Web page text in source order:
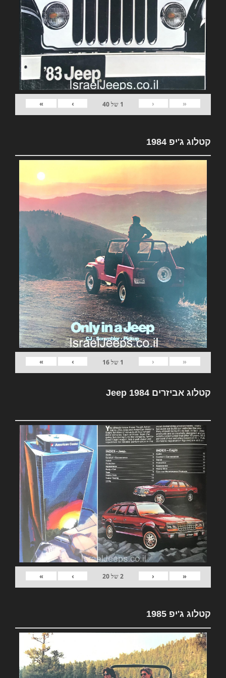
«
‹
1 של40
›
»
קטלוג ג'יפ 1984
«
‹
1 של16
›
»
קטלוג אביזרים Jeep 1984
«
‹
2של20
›
»
קטלוג ג'יפ 1985